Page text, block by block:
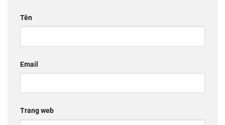
Tên
Email
Trang web